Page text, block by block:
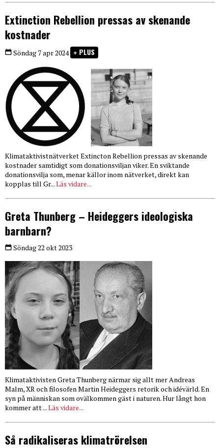
Extinction Rebellion pressas av skenande
kostnader
Söndag 7 apr 2024 PLUS
Klimataktivistnätverket Extincton Rebellion pressas av skenande
kostnader samtidigt som donationsviljan viker. En sviktande
donationsvilja som, menar källor inom nätverket, direkt kan
kopplas till Gr...Läs vidare...
Greta Thunberg – Heideggers ideologiska
barnbarn?
Söndag 22 okt 2023
Klimataktivisten Greta Thunberg närmar sig allt mer Andreas
Malm, XR och filosofen Martin Heideggers retorik och idévärld. En
syn på människan som ovälkommen gäst i naturen. Hur långt hon
kommer att ...Läs vidare...
Så radikaliseras klimatrörelsen